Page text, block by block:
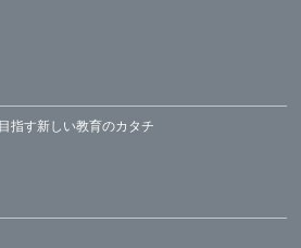
指す新しい教育のカタチ